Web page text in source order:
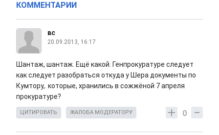
КОММЕНТАРИИ
вс
20.09.2013, 16:17
Шантаж, шантаж. Ещё какой. Генпрокуратуре следует
как следует разобраться откуда у Шера документы по
Кумтору,. которые, хранились в сожжёной 7 апреля
прокуратуре?
0
ЦИТИРОВАТЬ ЖАЛОБА МОДЕРАТОРУ